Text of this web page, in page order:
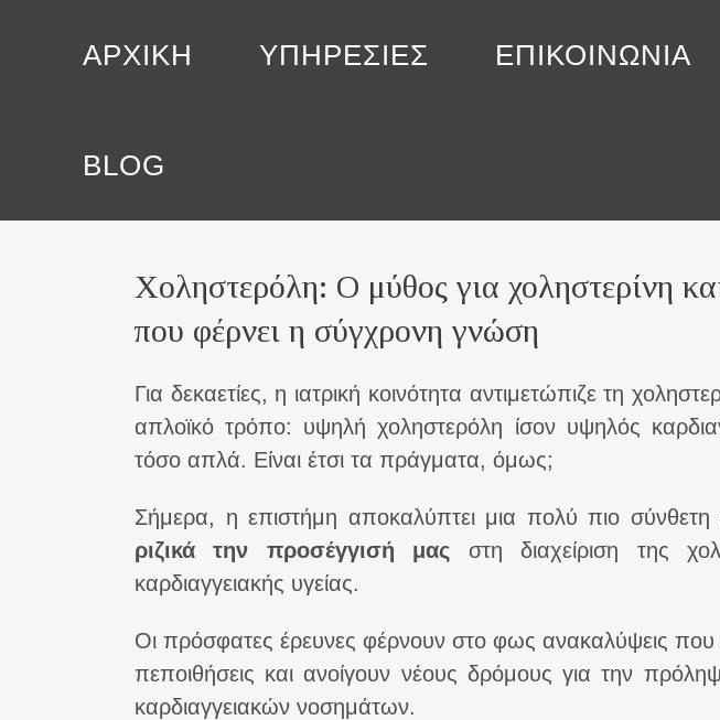
ΑΡΧΙΚΗ ΥΠΗΡΕΣΙΕΣ ΕΠΙΚΟΙΝΩΝΙΑ
BLOG
Χοληστερόλη: Ο μύθος για χοληστερίνη
που φέρνει η σύγχρονη γνώση
Για δεκαετίες, η ιατρική κοινότητα αντιμετώπιζε τη
απλοϊκό τρόπο: υψηλή χοληστερόλη ίσον υψηλός
τόσο απλά. Είναι έτσι τα πράγματα, όμως;
Σήμερα, η επιστήμη αποκαλύπτει μια πολύ πιο
ριζικά την προσέγγισή μας στη διαχείριση της
καρδιαγγειακής υγείας.
Οι πρόσφατες έρευνες φέρνουν στο φως ανακαλύψεις που
πεποιθήσεις και ανοίγουν νέους δρόμους για την
καρδιαγγειακών νοσημάτων.